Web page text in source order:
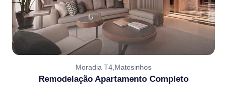
Moradia T4,Matosinhos
Remodelação Apartamento Completo